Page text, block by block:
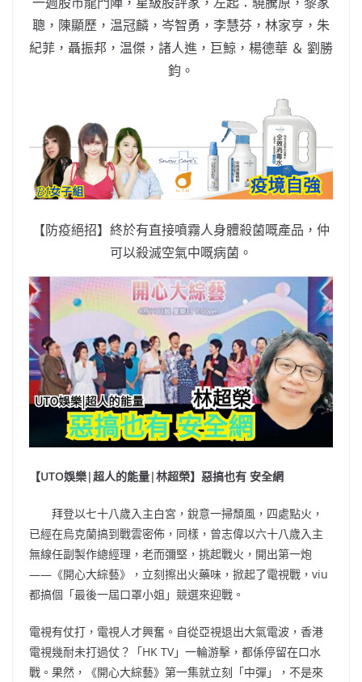
聰，陳顯歷，温冠麟，岑智勇，李慧芬，林家亨，朱
紀菲，聶振邦，温傑，諸人進，巨鯨，楊德華 ＆ 劉勝
鈞。
【防疫絕招】終於有直接噴霧人身體殺菌嘅產品，仲
可以殺滅空氣中嘅病菌。
【UTO娛樂|超人的能量|林超榮】惡搞也有 安全網
拜登以七十八歲入主白宮，銳意一掃頹風，四處點火，
已經在烏克蘭搞到戰雲密佈，同樣，曾志偉以六十八歲入主
無線任副製作總經理，老而彌堅，挑起戰火，開出第一炮
——《開心大綜藝》，立刻擦出火藥味，掀起了電視戰，viu
都搞個「最後一屆口罩小姐」競選來迎戰。
電視有仗打，電視人才興奮。自從亞視退出大氣電波，香港
電視幾耐未打過仗？「HK TV」一輪游擊，都係停留在口水
戰。果然，《開心大綜藝》第一集就立刻「中彈」，不是來